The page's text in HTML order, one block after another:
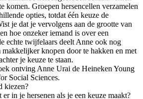
komen. Groepen hersencellen verzamelen
opties, totdat één keuze de
je dat je vervolgens aan de grootte van
hoe onzeker iemand is over een
echte twijfelaars deelt Anne ook nog
makkelijker knopen door te hakken en met
je keuze te staan.
ontving Anne Urai de Heineken Young
Social Sciences.
kiezen?
in je hersenen als je een keuze maakt?